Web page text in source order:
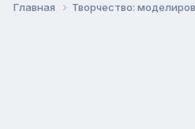
Главная Творчество: